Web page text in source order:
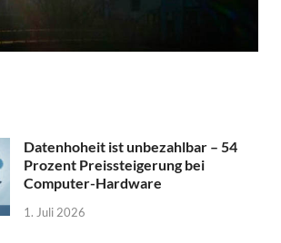
Datenhoheit ist unbezahlbar – 54
Prozent Preissteigerung bei
Computer-Hardware
1. Juli 2026